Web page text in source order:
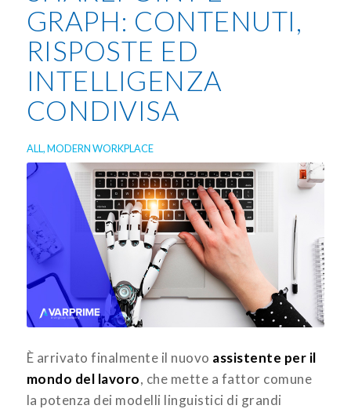
GRAPH: CONTENUTI,
RISPOSTE ED
INTELLIGENZA
CONDIVISA
ALL,MODERN WORKPLACE
È arrivato finalmente il nuovo assistente per il
mondo del lavoro, che mette a fattor comune
la potenza dei modelli linguistici di grandi